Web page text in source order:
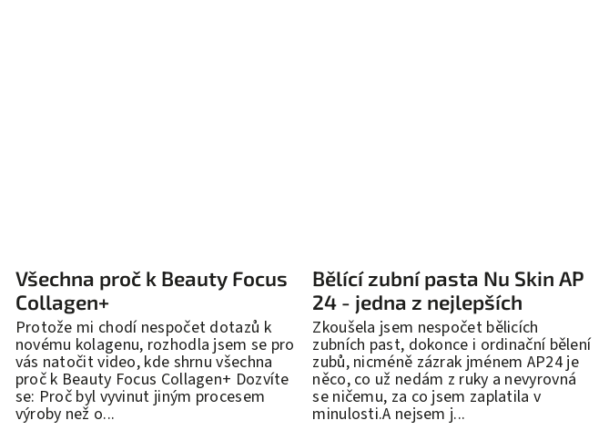
Všechna proč k Beauty Focus
Collagen+
Protože mi chodí nespočet dotazů k
novému kolagenu, rozhodla jsem se pro
vás natočit video, kde shrnu všechna
proč k Beauty Focus Collagen+ Dozvíte
se: Proč byl vyvinut jiným procesem
výroby než o...
Bělící zubní pasta Nu Skin AP
24 - jedna z nejlepších
Zkoušela jsem nespočet bělicích
zubních past, dokonce i ordinační bělení
zubů, nicméně zázrak jménem AP24 je
něco, co už nedám z ruky a nevyrovná
se ničemu, za co jsem zaplatila v
minulosti.A nejsem j...